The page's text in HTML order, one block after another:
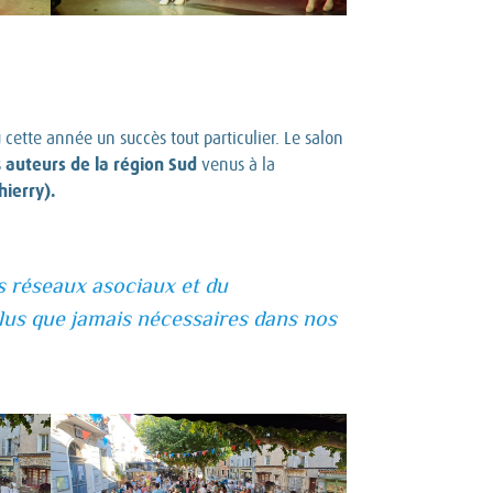
cette année un succès tout particulier. Le salon
auteurs de la région Sud venus à la
réseaux asociaux et du
que jamais nécessaires dans nos